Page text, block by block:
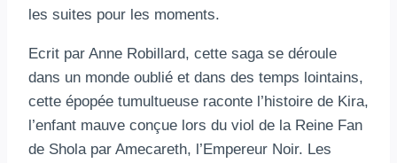
les suites pour les moments.
Ecrit par Anne Robillard, cette saga se déroule
dans un monde oublié et dans des temps lointains,
cette épopée tumultueuse raconte l’histoire de Kira,
l’enfant mauve conçue lors du viol de la Reine Fan
de Shola par Amecareth, l’Empereur Noir. Les